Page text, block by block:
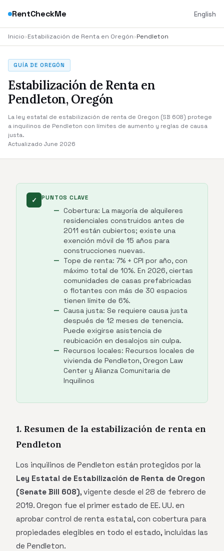
RentCheckMe English
Inicio›Estabilización de Renta en Oregón›Pendleton
GUÍA DE OREGÓN
Estabilización de Renta en
Pendleton, Oregón
La ley estatal de estabilización de renta de Oregon (SB 608) protege
a inquilinos de Pendleton con límites de aumento y reglas de causa
justa.
Actualizado June 2026
✓ PUNTOS CLAVE
Cobertura: La mayoría de alquileres
residenciales construidos antes de
2011 están cubiertos; existe una
exención móvil de 15 años para
construcciones nuevas.
Tope de renta: 7% + CPI por año, con
máximo total de 10%. En 2026, ciertas
comunidades de casas prefabricadas
o flotantes con más de 30 espacios
tienen límite de 6%.
Causa justa: Se requiere causa justa
después de 12 meses de tenencia.
Puede exigirse asistencia de
reubicación en desalojos sin culpa.
Recursos locales: Recursos locales de
vivienda de Pendleton, Oregon Law
Center y Alianza Comunitaria de
Inquilinos
1. Resumen de la estabilización de renta en
Pendleton
Los inquilinos de Pendleton están protegidos por la
Ley Estatal de Estabilización de Renta de Oregon
(Senate Bill 608), vigente desde el 28 de febrero de
2019. Oregon fue el primer estado de EE. UU. en
aprobar control de renta estatal, con cobertura para
propiedades elegibles en todo el estado, incluidas las
de Pendleton.